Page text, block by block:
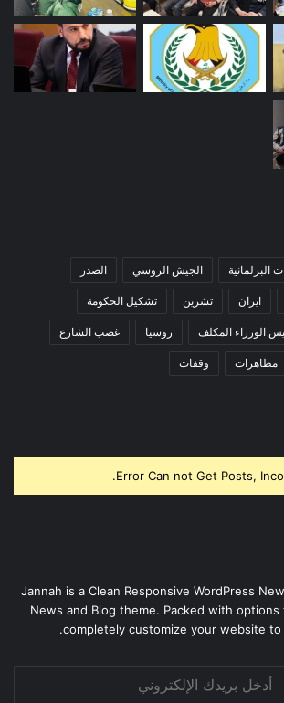
البرلمانية الجيش الروسي الصدر
ايران تشرين تشكيل الحكومة
الوزراء المكلف روسيا غضب الشارع
مظاهرات وقفات
Error Can not Get Posts,
Jannah is a Clean Responsive WordPress
News and Blog theme. Packed with
completely customize your website to